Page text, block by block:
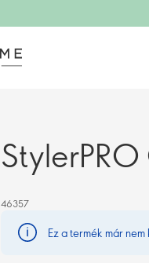
46357
Ez a termék már